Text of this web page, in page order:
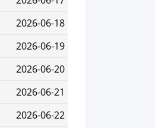
2026-06-18
2026-06-19
2026-06-20
2026-06-21
2026-06-22